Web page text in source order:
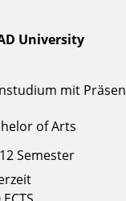
University
mit
of Arts
Semester